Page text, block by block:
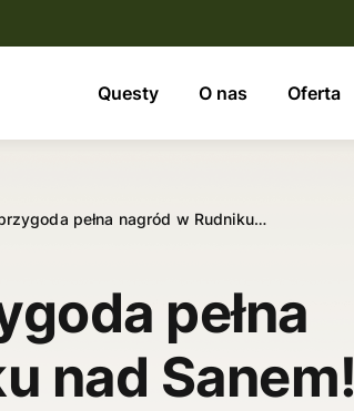
Questy O nas Oferta
pełna nagród w Rudniku…
pełna
nad Sanem!